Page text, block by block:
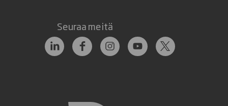
Seuraa meitä